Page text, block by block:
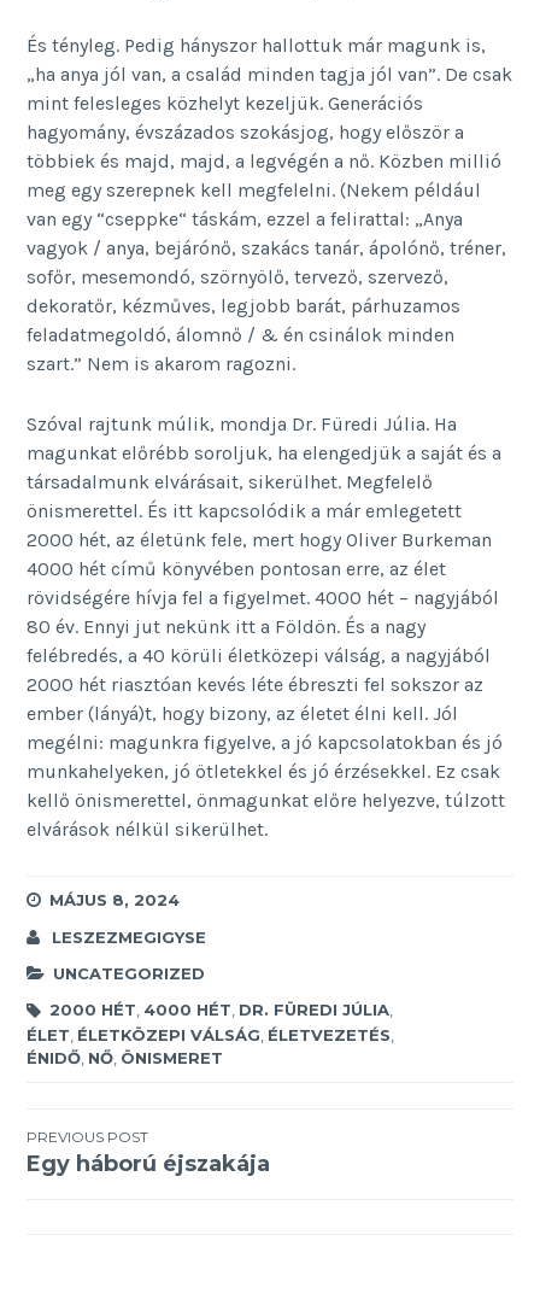
És tényleg. Pedig hányszor hallottuk már magunk is,
„ha anya jól van, a család minden tagja jól van”. De csak
mint felesleges közhelyt kezeljük. Generációs
hagyomány, évszázados szokásjog, hogy először a
többiek és majd, majd, a legvégén a nő. Közben millió
meg egy szerepnek kell megfelelni. (Nekem például
van egy “cseppke“ táskám, ezzel a felirattal: „Anya
vagyok / anya, bejárónő, szakács tanár, ápolónő, tréner,
sofőr, mesemondó, szörnyölő, tervező, szervező,
dekoratőr, kézműves, legjobb barát, párhuzamos
feladatmegoldó, álomnő / & én csinálok minden
szart.” Nem is akarom ragozni.
Szóval rajtunk múlik, mondja Dr. Füredi Júlia. Ha
magunkat előrébb soroljuk, ha elengedjük a saját és a
társadalmunk elvárásait, sikerülhet. Megfelelő
önismerettel. És itt kapcsolódik a már emlegetett
2000 hét, az életünk fele, mert hogy Oliver Burkeman
4000 hét című könyvében pontosan erre, az élet
rövidségére hívja fel a figyelmet. 4000 hét – nagyjából
80 év. Ennyi jut nekünk itt a Földön. És a nagy
felébredés, a 40 körüli életközepi válság, a nagyjából
2000 hét riasztóan kevés léte ébreszti fel sokszor az
ember (lányá)t, hogy bizony, az életet élni kell. Jól
megélni: magunkra figyelve, a jó kapcsolatokban és jó
munkahelyeken, jó ötletekkel és jó érzésekkel. Ez csak
kellő önismerettel, önmagunkat előre helyezve, túlzott
elvárások nélkül sikerülhet.
MÁJUS 8, 2024
LESZEZMEGIGYSE
UNCATEGORIZED
2000 HÉT, 4000 HÉT, DR. FÜREDI JÚLIA,
ÉLET ÉLETKÖZEPI VÁLSÁG ÉLETVEZETÉS
ÉNIDŐ NŐ ÖNISMERET
Bejegyzés
PREVIOUS POST
Egy háború éjszakája